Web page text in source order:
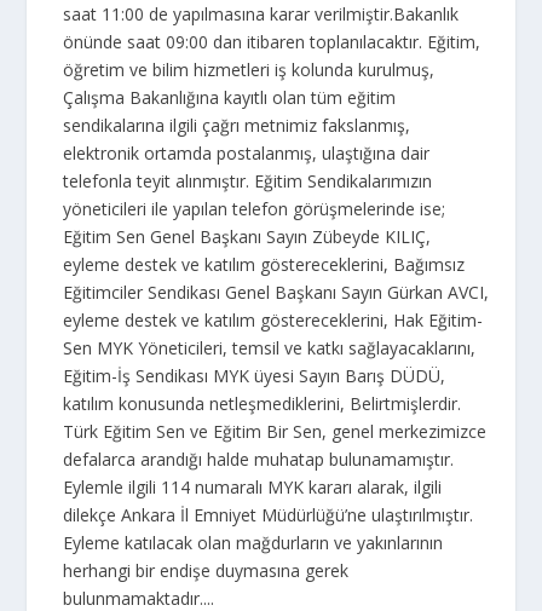
saat 11:00 de yapılmasına karar verilmiştir.Bakanlık
önünde saat 09:00 dan itibaren toplanılacaktır. Eğitim,
öğretim ve bilim hizmetleri iş kolunda kurulmuş,
Çalışma Bakanlığına kayıtlı olan tüm eğitim
sendikalarına ilgili çağrı metnimiz fakslanmış,
elektronik ortamda postalanmış, ulaştığına dair
telefonla teyit alınmıştır. Eğitim Sendikalarımızın
yöneticileri ile yapılan telefon görüşmelerinde ise;
Eğitim Sen Genel Başkanı Sayın Zübeyde KILIÇ,
eyleme destek ve katılım göstereceklerini, Bağımsız
Eğitimciler Sendikası Genel Başkanı Sayın Gürkan AVCI,
eyleme destek ve katılım göstereceklerini, Hak Eğitim-
Sen MYK Yöneticileri, temsil ve katkı sağlayacaklarını,
Eğitim-İş Sendikası MYK üyesi Sayın Barış DÜDÜ,
katılım konusunda netleşmediklerini, Belirtmişlerdir.
Türk Eğitim Sen ve Eğitim Bir Sen, genel merkezimizce
defalarca arandığı halde muhatap bulunamamıştır.
Eylemle ilgili 114 numaralı MYK kararı alarak, ilgili
dilekçe Ankara İl Emniyet Müdürlüğü’ne ulaştırılmıştır.
Eyleme katılacak olan mağdurların ve yakınlarının
herhangi bir endişe duymasına gerek
bulunmamaktadır....